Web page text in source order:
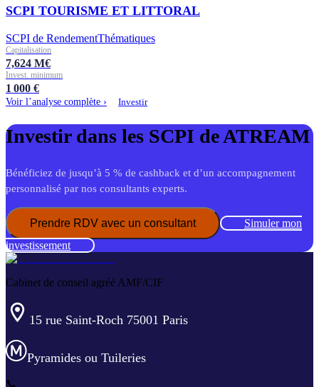
SCPI TOURISME ET LITTORAL
SCPI de RendementThématiques
Capitalisation
7,624 M€
Invest. minimum
1 000 €
Voir l’analyse complète › Investir
Investir dans les SCPI deATREAM
Bénéficiez de jusqu’à 5 % de cashback et d’un accompagnement
personnalisé par nos consultants experts.
Prendre RDV avec un consultant
Simuler mon
investissement
Cabinet de conseil agréé AMF/CIF
15 rue Saint-Roch 75001 Paris
Pyramides ou Tuileries
📞